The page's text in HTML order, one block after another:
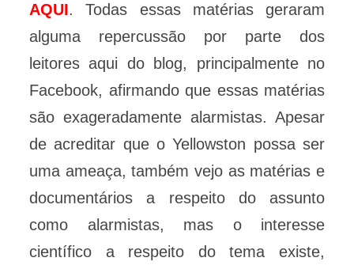
AQUI. Todas essas matérias geraram
alguma repercussão por parte dos
leitores aqui do blog, principalmente no
Facebook, afirmando que essas matérias
são exageradamente alarmistas. Apesar
de acreditar que o Yellowston possa ser
uma ameaça, também vejo as matérias e
documentários a respeito do assunto
como alarmistas, mas o interesse
científico a respeito do tema existe,